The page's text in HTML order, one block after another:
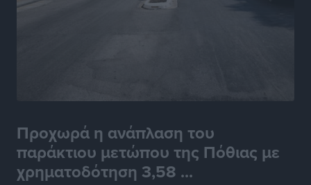
Προχωρά η ανάπλαση του
παράκτιου μετώπου της Πόθιας με
χρηματοδότηση 3,58 ...